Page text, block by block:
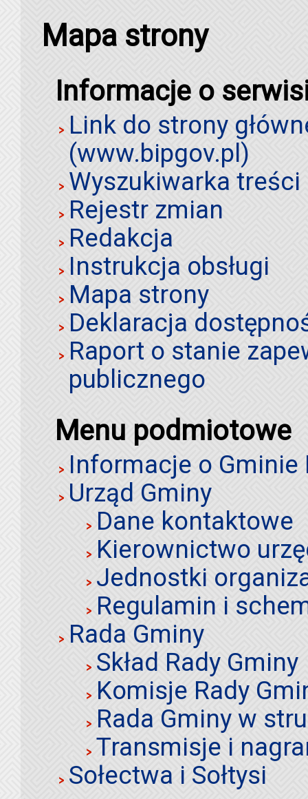
Mapa strony
Informacje o
Link do strony
(www.bipgov.pl)
Wyszukiwarka
Rejestr zmian
Redakcja
Instrukcja obsługi
Mapa strony
Deklaracja
Raport o stanie
publicznego
Menu podmiotowe
Informacje o Gminie
Urząd Gminy
Dane kontaktowe
Kierownictwo
Jednostki
Regulamin i
Rada Gminy
Skład Rady Gminy
Komisje Rady
Rada Gminy w
Transmisje i
Sołectwa i Sołtysi